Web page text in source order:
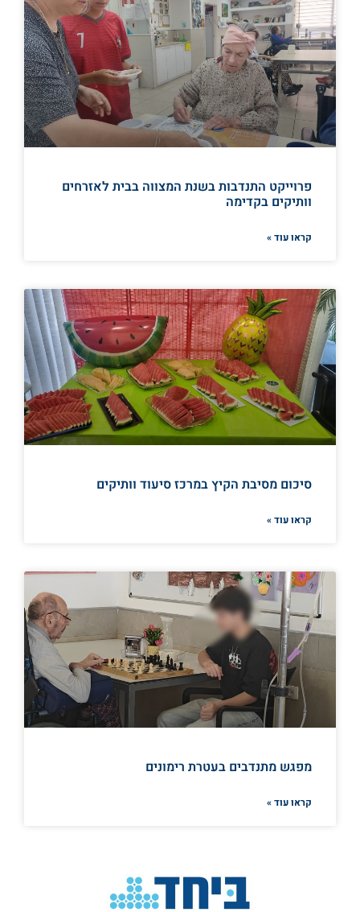
פרוייקט התנדבות בשנת המצווה בבית לאזרחים
וותיקים בקדימה
קראו עוד »
סיכום מסיבת הקיץ במרכז סיעוד וותיקים
קראו עוד »
מפגש מתנדבים בעטרת רימונים
קראו עוד »